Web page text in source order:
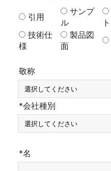
引用
サンプ
ル
ト
技術仕
様
製品図
面
敬称
*会社種別
*名